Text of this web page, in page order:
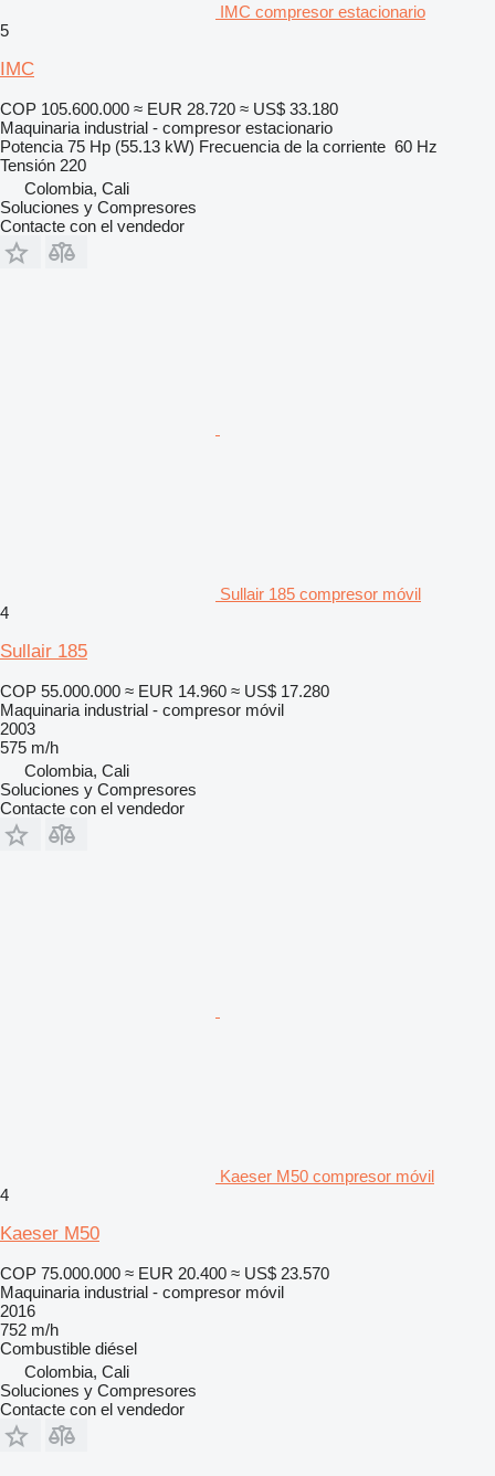
IMC compresor estacionario
5
IMC
COP 105.600.000 ≈ EUR 28.720 ≈ US$ 33.180
Maquinaria industrial - compresor estacionario
Potencia 75 Hp (55.13 kW) Frecuencia de la corriente 60 Hz
Tensión 220
Colombia, Cali
Soluciones y Compresores
Contacte con el vendedor
Sullair 185 compresor móvil
4
Sullair 185
COP 55.000.000 ≈ EUR 14.960 ≈ US$ 17.280
Maquinaria industrial - compresor móvil
2003
575 m/h
Colombia, Cali
Soluciones y Compresores
Contacte con el vendedor
Kaeser M50 compresor móvil
4
Kaeser M50
COP 75.000.000 ≈ EUR 20.400 ≈ US$ 23.570
Maquinaria industrial - compresor móvil
2016
752 m/h
Combustible diésel
Colombia, Cali
Soluciones y Compresores
Contacte con el vendedor